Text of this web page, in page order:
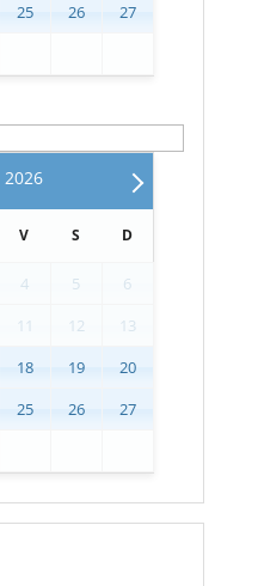
25 26
27
2026
V S D
4 5
6
11 12
13
18 19
20
25 26
27